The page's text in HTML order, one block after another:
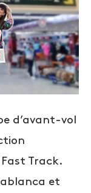
d’avant-vol
Track.
et